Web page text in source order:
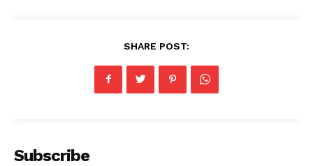
SHARE POST:
Subscribe